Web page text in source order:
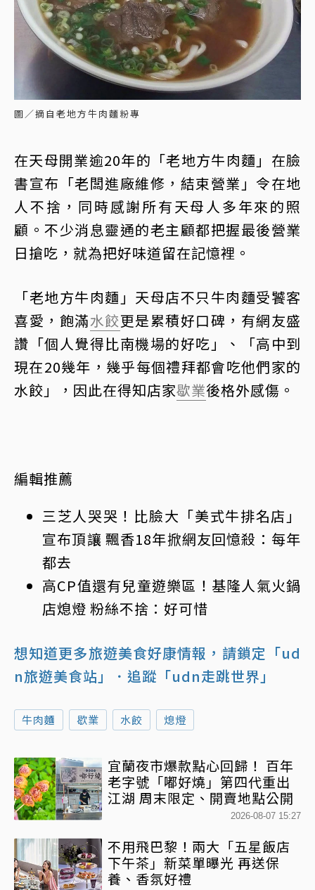
圖／摘自老地方牛肉麵粉專
在天母開業逾20年的「老地方牛肉麵」在臉
書宣布「老闆進廠維修，結束營業」令在地
人不捨，同時感謝所有天母人多年來的照
顧。不少消息靈通的老主顧都把握最後營業
日搶吃，就為把好味道留在記憶裡。
「老地方牛肉麵」天母店不只牛肉麵受饕客
喜愛，飽滿水餃更是累積好口碑，有網友盛
讚「個人覺得比南機場的好吃」、「高中到
現在20幾年，幾乎每個禮拜都會吃他們家的
水餃」，因此在得知店家歇業後格外感傷。
編輯推薦
三芝人哭哭！比臉大「美式牛排名店」
宣布頂讓 飄香18年掀網友回憶殺：每年
都去
高CP值還有兒童遊樂區！基隆人氣火鍋
店熄燈 粉絲不捨：好可惜
想知道更多旅遊美食好康情報，請鎖定「ud
n旅遊美食站」
．追蹤「udn走跳世界」
牛肉麵 歇業 水餃 熄燈
宜蘭夜市爆款點心回歸！ 百年
老字號「嘟好燒」第四代重出
江湖 周末限定、開賣地點公開
2026-08-07 15:27
不用飛巴黎！兩大「五星飯店
下午茶」新菜單曝光 再送保
養、香氛好禮